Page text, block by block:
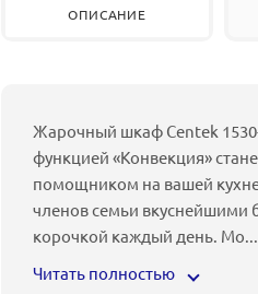
ОПИСАНИЕ
Жарочный шкаф Centek
функцией «Конвекция»
помощником на вашей
членов семьи вкуснейшими
корочкой каждый день. Мо...
Читать полностью